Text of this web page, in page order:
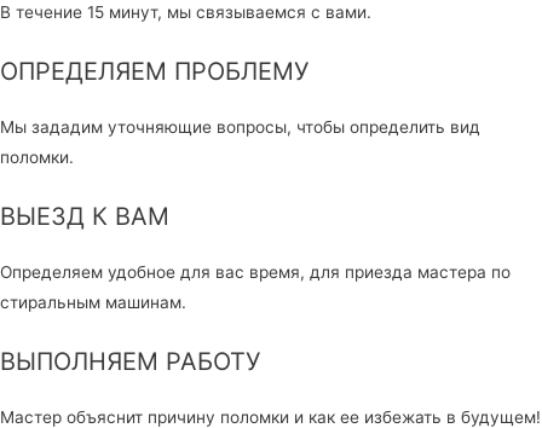
В течение 15 минут, мы связываемся с вами.
ОПРЕДЕЛЯЕМ ПРОБЛЕМУ
Мы зададим уточняющие вопросы, чтобы определить вид
поломки.
ВЫЕЗД К ВАМ
Определяем удобное для вас время, для приезда мастера по
стиральным машинам.
ВЫПОЛНЯЕМ РАБОТУ
Мастер объяснит причину поломки и как ее избежать в будущем!